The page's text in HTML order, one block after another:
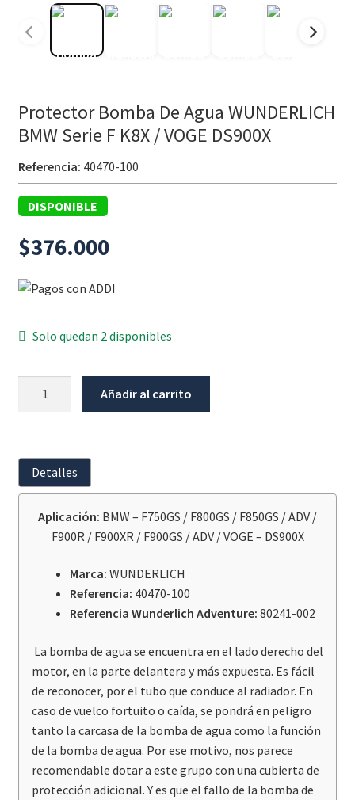
Protector Bomba De Agua WUNDERLICH
BMW Serie F K8X / VOGE DS900X
Referencia: 40470-100
DISPONIBLE
$376.000
Solo quedan 2 disponibles
WUNDERLICH
BMW
Añadir al carrito
Detalles
Aplicación: BMW – F750GS / F800GS / F850GS / ADV /
F900R / F900XR / F900GS / ADV / VOGE – DS900X
Marca: WUNDERLICH
Referencia: 40470-100
Referencia Wunderlich Adventure: 80241-002
La bomba de agua se encuentra en el lado derecho del
motor, en la parte delantera y más expuesta. Es fácil
de reconocer, por el tubo que conduce al radiador. En
caso de vuelco fortuito o caída, se pondrá en peligro
tanto la carcasa de la bomba de agua como la función
de la bomba de agua. Por ese motivo, nos parece
recomendable dotar a este grupo con una cubierta de
protección adicional. Y es que el fallo de la bomba de